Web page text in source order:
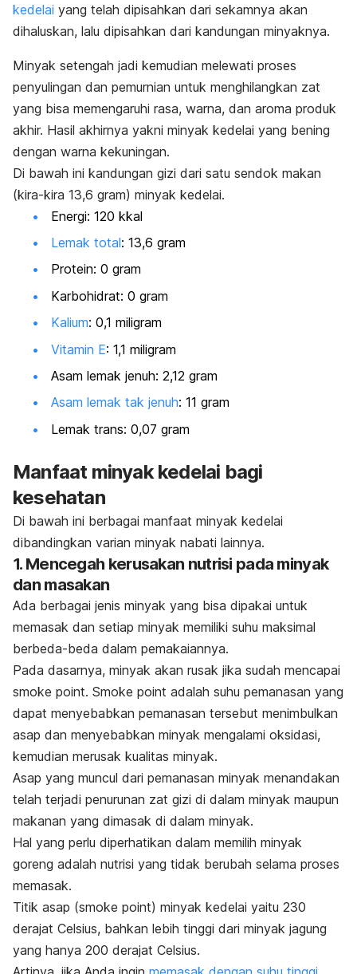
kedelai yang telah dipisahkan dari sekamnya akan
dihaluskan, lalu dipisahkan dari kandungan minyaknya.
Minyak setengah jadi kemudian melewati proses
penyulingan dan pemurnian untuk menghilangkan zat
yang bisa memengaruhi rasa, warna, dan aroma produk
akhir. Hasil akhirnya yakni minyak kedelai yang bening
dengan warna kekuningan.
Di bawah ini kandungan gizi dari satu sendok makan
(kira-kira 13,6 gram) minyak kedelai.
Energi: 120 kkal
Lemak total: 13,6 gram
Protein: 0 gram
Karbohidrat: 0 gram
Kalium: 0,1 miligram
Vitamin E: 1,1 miligram
Asam lemak jenuh: 2,12 gram
Asam lemak tak jenuh: 11 gram
Lemak trans: 0,07 gram
Manfaat minyak kedelai bagi
kesehatan
Di bawah ini berbagai manfaat minyak kedelai
dibandingkan varian minyak nabati lainnya.
1. Mencegah kerusakan nutrisi pada minyak
dan masakan
Ada berbagai jenis minyak yang bisa dipakai untuk
memasak dan setiap minyak memiliki suhu maksimal
berbeda-beda dalam pemakaiannya.
Pada dasarnya, minyak akan rusak jika sudah mencapai
smoke point. Smoke point adalah suhu pemanasan yang
dapat menyebabkan pemanasan tersebut menimbulkan
asap dan menyebabkan minyak mengalami oksidasi,
kemudian merusak kualitas minyak.
Asap yang muncul dari pemanasan minyak menandakan
telah terjadi penurunan zat gizi di dalam minyak maupun
makanan yang dimasak di dalam minyak.
Hal yang perlu diperhatikan dalam memilih minyak
goreng adalah nutrisi yang tidak berubah selama proses
memasak.
Titik asap (smoke point) minyak kedelai yaitu 230
derajat Celsius, bahkan lebih tinggi dari minyak jagung
yang hanya 200 derajat Celsius.